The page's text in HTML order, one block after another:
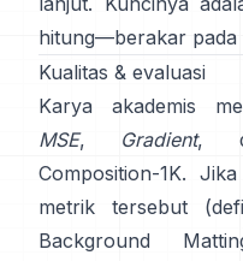
hitung—berakar pada
Kualitas & evaluasi
Karya akademis
MSE, Gradient,
Composition-1K. Jika
metrik tersebut
(
Background